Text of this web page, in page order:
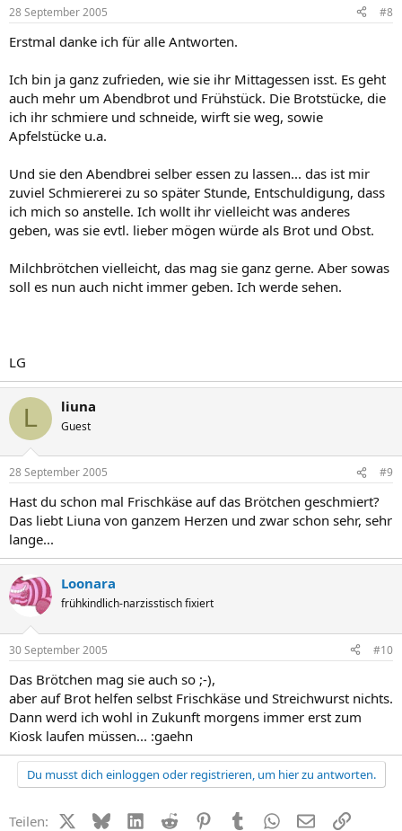
28 September 2005 #8
Erstmal danke ich für alle Antworten.
Ich bin ja ganz zufrieden, wie sie ihr Mittagessen isst. Es geht
auch mehr um Abendbrot und Frühstück. Die Brotstücke, die
ich ihr schmiere und schneide, wirft sie weg, sowie
Apfelstücke u.a.
Und sie den Abendbrei selber essen zu lassen... das ist mir
zuviel Schmiererei zu so später Stunde, Entschuldigung, dass
ich mich so anstelle. Ich wollt ihr vielleicht was anderes
geben, was sie evtl. lieber mögen würde als Brot und Obst.
Milchbrötchen vielleicht, das mag sie ganz gerne. Aber sowas
soll es nun auch nicht immer geben. Ich werde sehen.
LG
L liuna
Guest
28 September 2005 #9
Hast du schon mal Frischkäse auf das Brötchen geschmiert?
Das liebt Liuna von ganzem Herzen und zwar schon sehr, sehr
lange...
Loonara
frühkindlich-narzisstisch fixiert
30 September 2005 #10
Das Brötchen mag sie auch so ;-),
aber auf Brot helfen selbst Frischkäse und Streichwurst nichts.
Dann werd ich wohl in Zukunft morgens immer erst zum
Kiosk laufen müssen... :gaehn
Du musst dich einloggen oder registrieren, um hier zu antworten.
Teilen: X (Twitter)
BlueskyLinkedIn
Reddit PinterestTumblr WhatsApp
E-MailLink